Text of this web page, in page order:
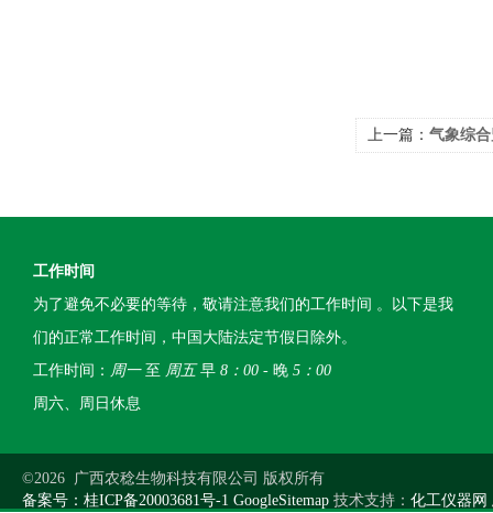
上一篇： 气象综
工作时间
为了避免不必要的等待，敬请注意我们的工作时间 。以下是我
们的正常工作时间，中国大陆法定节假日除外。
工作时间： 周一至 周五早 8：00 - 晚 5：00
周六、周日休息
©2026 广西农稔生物科技有限公司 版权所有
备案号：桂ICP备20003681号-1 GoogleSitemap 技术支持： 化工仪器网